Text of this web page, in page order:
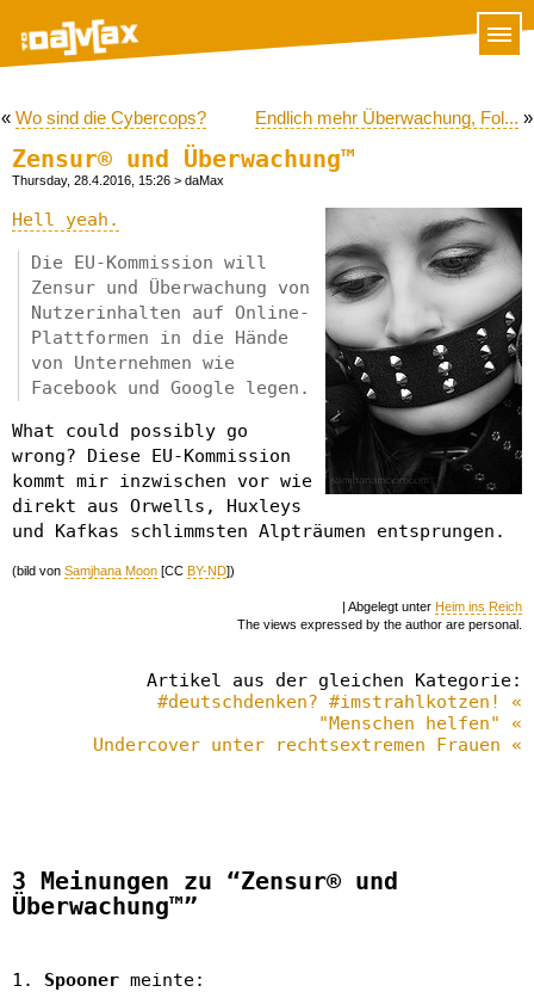
« Wo sind die Cybercops? Endlich mehr Überwachung, Fol... »
Zensur® und Überwachung™
Thursday, 28.4.2016, 15:26 > daMax
Hell yeah.
Die EU-Kommission will
Zensur und Überwachung von
Nutzerinhalten auf Online-
Plattformen in die Hände
von Unternehmen wie
Facebook und Google legen.
What could possibly go
wrong? Diese EU-Kommission
kommt mir inzwischen vor wie
direkt aus Orwells, Huxleys
und Kafkas schlimmsten Alpträumen entsprungen.
(bild von Samjhana Moon [CC BY-ND])
| Abgelegt unter Heim ins Reich
The views expressed by the author are personal.
Artikel aus der gleichen Kategorie:
#deutschdenken? #imstrahlkotzen! «
"Menschen helfen" «
Undercover unter rechtsextremen Frauen «
3 Meinungen zu “Zensur® und
Überwachung™”
Spooner meinte: